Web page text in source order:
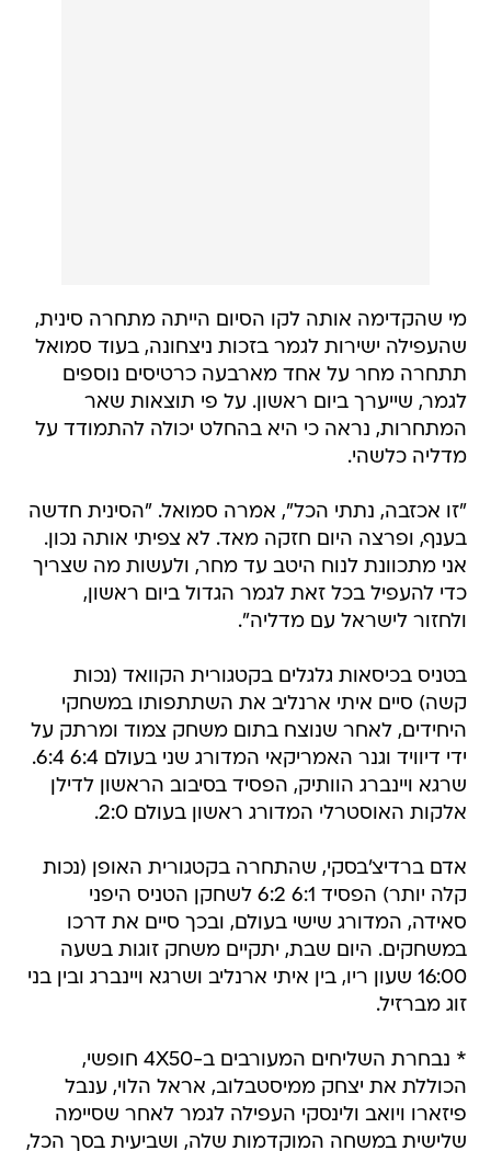
מי שהקדימה אותה לקו הסיום הייתה מתחרה סינית,
שהעפילה ישירות לגמר בזכות ניצחונה, בעוד סמואל
תתחרה מחר על אחד מארבעה כרטיסים נוספים
לגמר, שייערך ביום ראשון. על פי תוצאות שאר
המתחרות, נראה כי היא בהחלט יכולה להתמודד על
מדליה כלשהי.
"זו אכזבה, נתתי הכל", אמרה סמואל. "הסינית חדשה
בענף, ופרצה היום חזקה מאד. לא צפיתי אותה נכון.
אני מתכוונת לנוח היטב עד מחר, ולעשות מה שצריך
כדי להעפיל בכל זאת לגמר הגדול ביום ראשון,
ולחזור לישראל עם מדליה".
בטניס בכיסאות גלגלים בקטגורית הקוואד (נכות
קשה) סיים איתי ארנליב את השתתפותו במשחקי
היחידים, לאחר שנוצח בתום משחק צמוד ומרתק על
ידי דיוויד וגנר האמריקאי המדורג שני בעולם 6:4 6:4.
שרגא ויינברג הוותיק, הפסיד בסיבוב הראשון לדילן
אלקות האוסטרלי המדורג ראשון בעולם 2:0.
אדם ברדיצ'בסקי, שהתחרה בקטגורית האופן (נכות
קלה יותר) הפסיד 6:1 6:2 לשחקן הטניס היפני
סאידה, המדורג שישי בעולם, ובכך סיים את דרכו
במשחקים. היום שבת, יתקיים משחק זוגות בשעה
16:00 שעון ריו, בין איתי ארנליב ושרגא ויינברג ובין בני
זוג מברזיל.
* נבחרת השליחים המעורבים ב-4X50 חופשי,
הכוללת את יצחק ממיסטבלוב, אראל הלוי, ענבל
פיזארו ויואב ולינסקי העפילה לגמר לאחר שסיימה
שלישית במשחה המוקדמות שלה, ושביעית בסך הכל,